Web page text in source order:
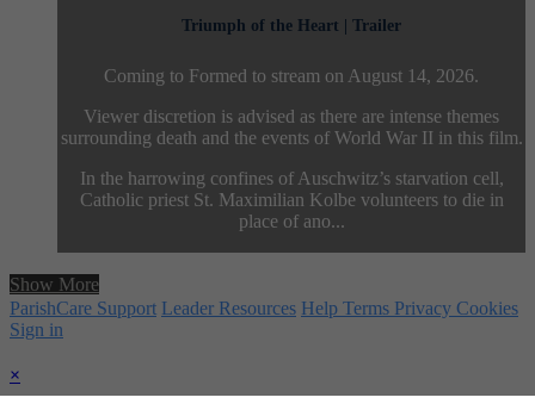
Triumph of the Heart | Trailer
Coming to Formed to stream on August 14, 2026.
Viewer discretion is advised as there are intense themes
surrounding death and the events of World War II in this film.
In the harrowing confines of Auschwitz’s starvation cell,
Catholic priest St. Maximilian Kolbe volunteers to die in
place of ano...
Show More
ParishCare Support Leader Resources Help Terms Privacy Cookies
Sign in
×